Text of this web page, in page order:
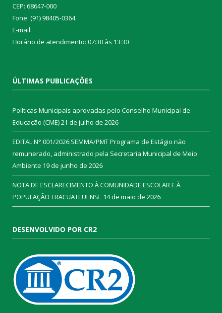
CEP: 68647-000
Fone: (91) 98405-0364
E-mail:
Horário de atendimento: 07:30 às 13:30
ÚLTIMAS PUBLICAÇÕES
Políticas Municipais aprovadas pelo Conselho Municipal de
Educação (CME)21 de julho de 2026
EDITAL N° 001/2026 SEMMA/PMT Programa de Estágio não
remunerado, administrado pela Secretaria Municipal de Meio
Ambiente 19 de junho de 2026
NOTA DE ESCLARECIMENTO À COMUNIDADE ESCOLAR E À
POPULAÇÃO TRACUATEUENSE 14 de maio de 2026
DESENVOLVIDO POR CR2